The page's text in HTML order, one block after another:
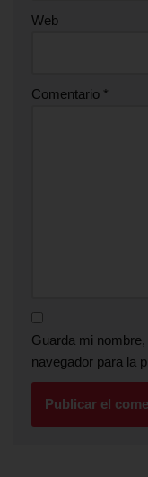
Web
Comentario *
Guarda mi
navegador para la